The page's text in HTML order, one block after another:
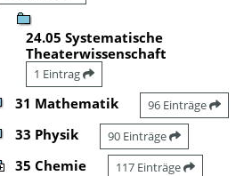
24.05 Systematische
Theaterwissenschaft
1 Eintrag
31 Mathematik 96 Einträge
33 Physik 90 Einträge
35 Chemie 117 Einträge